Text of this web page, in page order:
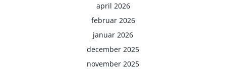
april 2026
februar 2026
januar 2026
december 2025
november 2025